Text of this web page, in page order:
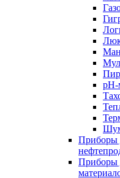
pH-
Приборы
Приборы